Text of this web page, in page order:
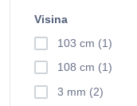
Visina
103 cm (1)
108 cm (1)
3 mm (2)